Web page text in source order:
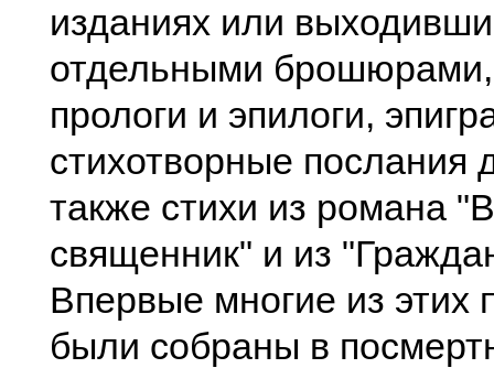
изданиях или
отдельными
прологи и эпилоги,
стихотворные послания
также стихи из романа
священник" и из
Впервые многие из этих
были собраны в